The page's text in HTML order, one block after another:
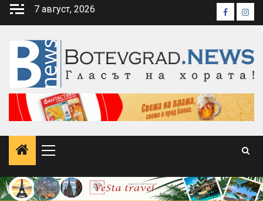
Skip
7 август, 2026 Facebook
Primary